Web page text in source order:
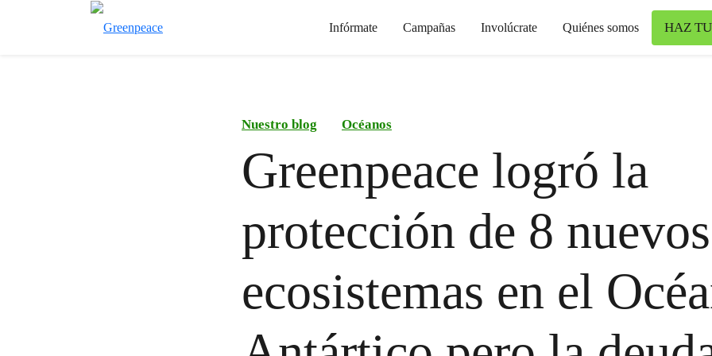
Infórmate Campañas Involúcrate Quiénes somos HAZ
Nuestro blog Océanos
Greenpeace logró la
protección de 8 nuevos
ecosistemas en el